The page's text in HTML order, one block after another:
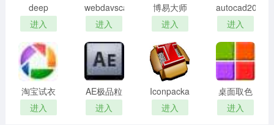
译打包等于一体。
全中文支持，无需跨越英语门槛。
deep
freeze
password
remover(冰
点还原密
码清除器)
进入
webdavscan
客户端
(web漏洞
扫描软件)
进入
博易大师
资管版
进入
autocad2002
迷你版
进入
淘宝试衣
服软件
进入
AE极品粒
子插件
(Trapcode
进入
Iconpackager
中文补丁
进入
桌面取色
工具
colorpix
进入